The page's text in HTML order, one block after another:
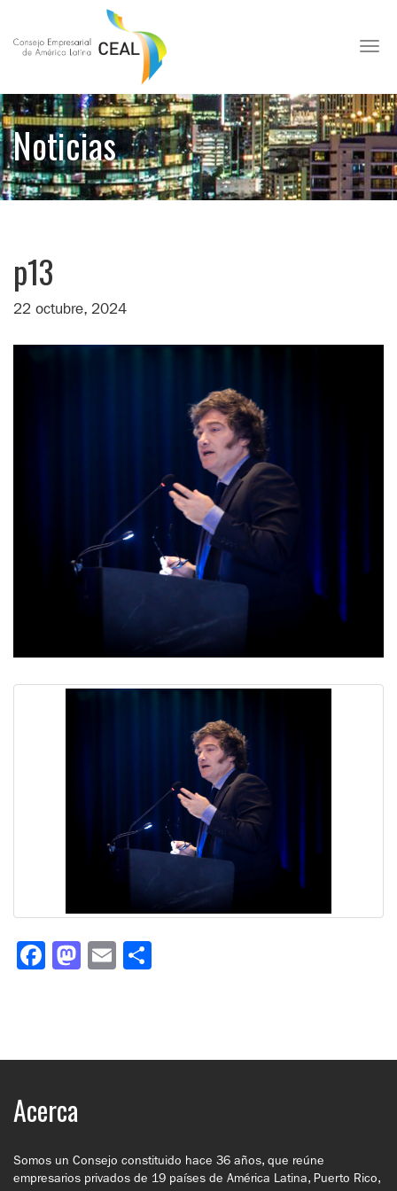
Noticias
p13
22 octubre, 2024
Facebook
Mastodon
Email
Acerca
Somos un Consejo constituido hace 36 años, que reúne
empresarios privados de 19 países de América Latina, Puerto Rico,